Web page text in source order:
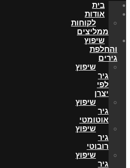
בית
אודות
לקוחות
ממליצים
שיפוץ
והחלפת
גירים
שיפוץ
גיר
לפי
יצרן
שיפוץ
גיר
אוטומטי
שיפוץ
גיר
רובוטי
שיפוץ
גיר